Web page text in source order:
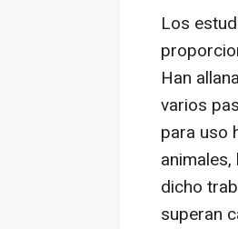
Los
Han
varios
para uso
dicho
superan